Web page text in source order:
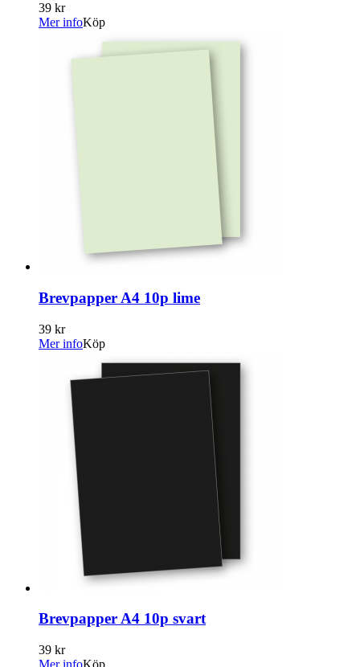
39 kr
Mer infoKöp
Brevpapper A4 10p lime
39 kr
Mer infoKöp
Brevpapper A4 10p svart
39 kr
Mer infoKöp